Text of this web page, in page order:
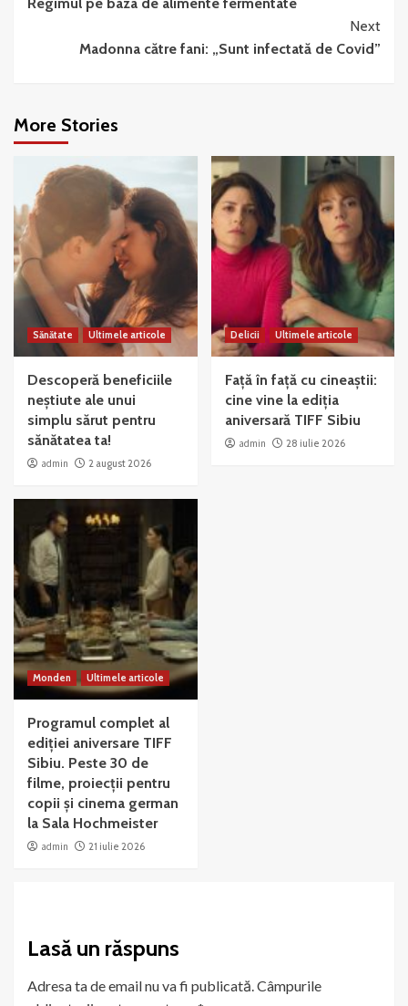
Reading
Next
Madonna către fani: „Sunt infectată de Covid”
More Stories
Sănătate Ultimele articole
Descoperă beneficiile
neștiute ale unui
simplu sărut pentru
sănătatea ta!
admin 2 august 2026
Delicii Ultimele articole
Față în față cu cineaștii:
cine vine la ediția
aniversară TIFF Sibiu
admin 28 iulie 2026
Monden Ultimele articole
Programul complet al
ediției aniversare TIFF
Sibiu. Peste 30 de
filme, proiecții pentru
copii și cinema german
la Sala Hochmeister
admin 21 iulie 2026
Lasă un răspuns
Adresa ta de email nu va fi publicată. Câmpurile